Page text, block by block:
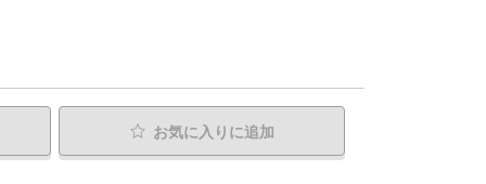
お気に入り に追加